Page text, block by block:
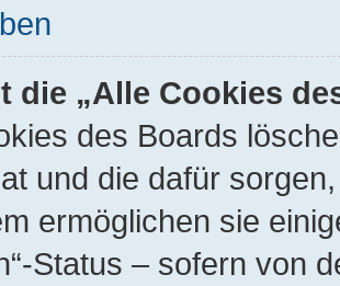
die „Alle Cookies
des Boards
und die dafür
ermöglichen sie
Status – sofern von